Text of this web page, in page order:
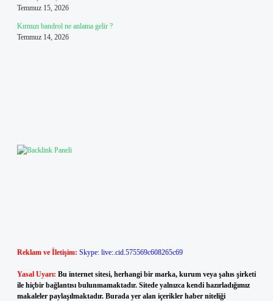
Temmuz 15, 2026
Kırmızı bandrol ne anlama gelir ?
Temmuz 14, 2026
Reklam ve İletişim: Skype: live:.cid.575569c608265c69
Yasal Uyarı: Bu internet sitesi, herhangi bir marka, kurum veya şahıs şirketi
ile hiçbir bağlantısı bulunmamaktadır. Sitede yalnızca kendi hazırladığımız
makaleler paylaşılmaktadır. Burada yer alan içerikler haber niteliği